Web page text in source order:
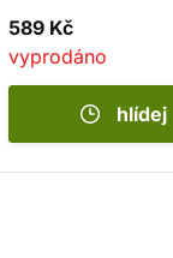
589 Kč
vyprodáno
hlídej